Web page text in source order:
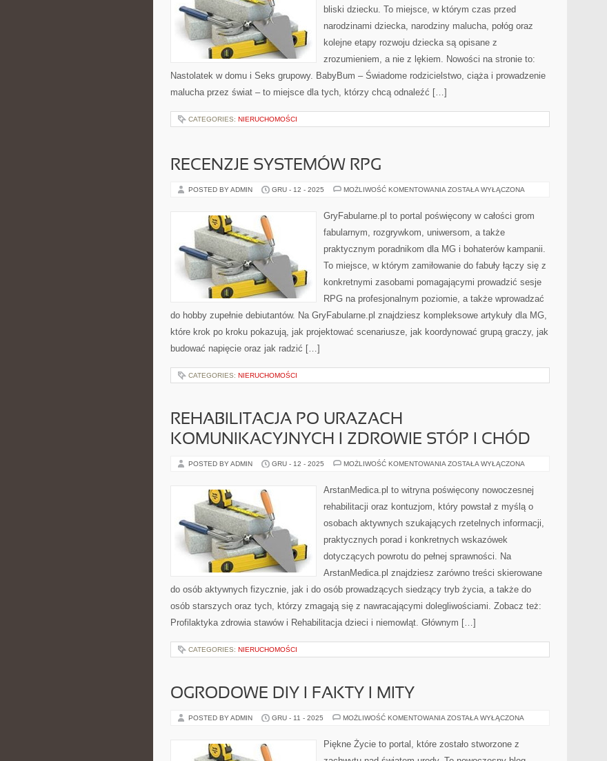
bliski dziecku. To miejsce, w którym czas przed
narodzinami dziecka, narodziny malucha, połóg oraz
kolejne etapy rozwoju dziecka są opisane z
zrozumieniem, a nie z lękiem. Nowości na stronie to:
Nastolatek w domu i Seks grupowy. BabyBum – Świadome rodzicielstwo, ciąża i prowadzenie
malucha przez świat – to miejsce dla tych, którzy chcą odnaleźć […]
CATEGORIES: NIERUCHOMOŚCI
RECENZJE SYSTEMÓW RPG
POSTED BY ADMIN GRU - 12 - 2025 MOŻLIWOŚĆ KOMENTOWANIA RECENZJE
ZOSTAŁA WYŁĄCZONA
GryFabularne.pl to portal poświęcony w całości grom
fabularnym, rozgrywkom, uniwersom, a także
praktycznym poradnikom dla MG i bohaterów kampanii.
To miejsce, w którym zamiłowanie do fabuły łączy się z
konkretnymi zasobami pomagającymi prowadzić sesje
RPG na profesjonalnym poziomie, a także wprowadzać
do hobby zupełnie debiutantów. Na GryFabularne.pl znajdziesz kompleksowe artykuły dla MG,
które krok po kroku pokazują, jak projektować scenariusze, jak koordynować grupą graczy, jak
budować napięcie oraz jak radzić […]
CATEGORIES: NIERUCHOMOŚCI
REHABILITACJA PO URAZACH
KOMUNIKACYJNYCH I ZDROWIE STÓP I CHÓD
POSTED BY ADMIN GRU - 12 - 2025 MOŻLIWOŚĆ KOMENTOWANIA REHABILITACJA
KOMUNIKACYJNYCH
I
STÓP
CHÓD
ZOSTAŁA WYŁĄCZONA
ArstanMedica.pl to witryna poświęcony nowoczesnej
rehabilitacji oraz kontuzjom, który powstał z myślą o
osobach aktywnych szukających rzetelnych informacji,
praktycznych porad i konkretnych wskazówek
dotyczących powrotu do pełnej sprawności. Na
ArstanMedica.pl znajdziesz zarówno treści skierowane
do osób aktywnych fizycznie, jak i do osób prowadzących siedzący tryb życia, a także do
osób starszych oraz tych, którzy zmagają się z nawracającymi dolegliwościami. Zobacz też:
Profilaktyka zdrowia stawów i Rehabilitacja dzieci i niemowląt. Głównym […]
CATEGORIES: NIERUCHOMOŚCI
OGRODOWE DIY I FAKTY I MITY
POSTED BY ADMIN GRU - 11 - 2025 MOŻLIWOŚĆ KOMENTOWANIA OGRODOWE
FAKTY
I
ZOSTAŁA WYŁĄCZONA
Piękne Życie to portal, które zostało stworzone z